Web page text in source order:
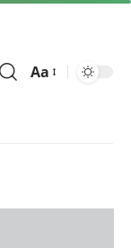
Aa